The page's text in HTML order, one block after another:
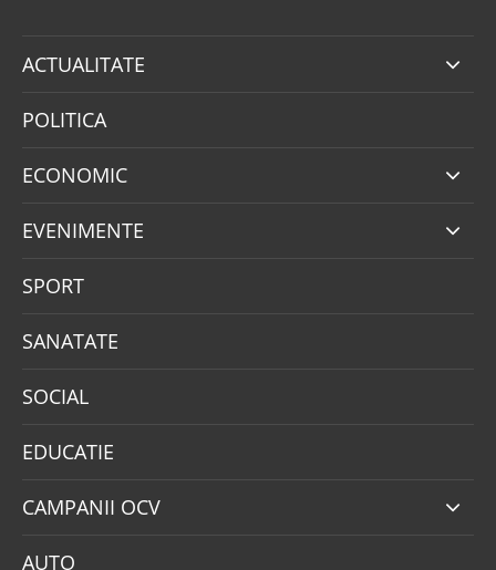
ACTUALITATE
POLITICA
ECONOMIC
EVENIMENTE
SPORT
SANATATE
SOCIAL
EDUCATIE
CAMPANII OCV
AUTO